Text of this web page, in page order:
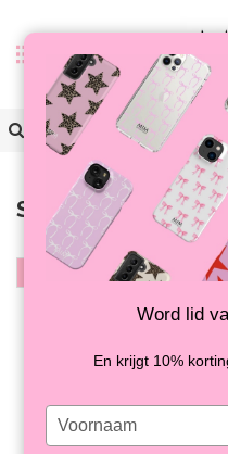
Samsung A35
Word lid
En krijgt 10%
Type
your